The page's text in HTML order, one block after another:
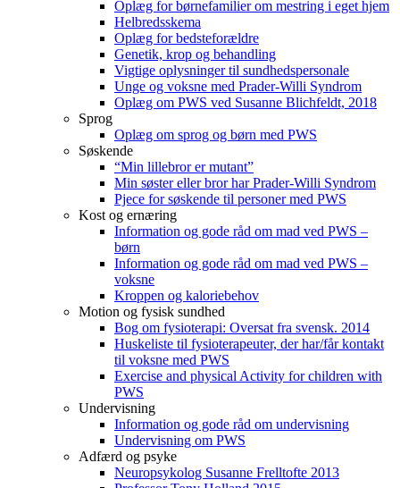
Oplæg for børnefamilier om mestring i eget hjem
Helbredsskema
Oplæg for bedsteforældre
Genetik, krop og behandling
Vigtige oplysninger til sundhedspersonale
Unge og voksne med Prader-Willi Syndrom
Oplæg om PWS ved Susanne Blichfeldt, 2018
Sprog
Oplæg om sprog og børn med PWS
Søskende
“Min lillebror er mutant”
Min søster eller bror har Prader-Willi Syndrom
Pjece for søskende til personer med PWS
Kost og ernæring
Information og gode råd om mad ved PWS –
børn
Information og gode råd om mad ved PWS –
voksne
Kroppen og kaloriebehov
Motion og fysisk sundhed
Bog om fysioterapi: Oversat fra svensk. 2014
Huskeliste til fysioterapeuter, der har/får kontakt
til voksne med PWS
Exercise and physical Activity for children with
PWS
Undervisning
Information og gode råd om undervisning
Undervisning om PWS
Adfærd og psyke
Neuropsykolog Susanne Frelltofte 2013